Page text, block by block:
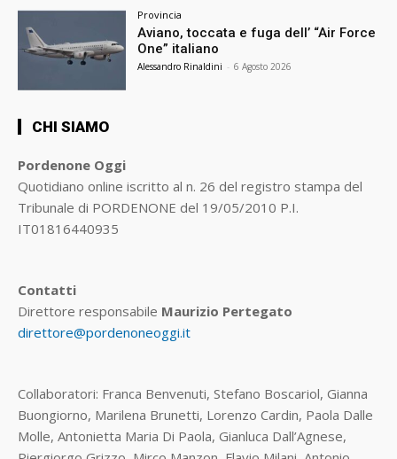
Provincia
Aviano, toccata e fuga dell’ “Air Force
One” italiano
Alessandro Rinaldini - 6 Agosto 2026
CHI SIAMO
Pordenone Oggi
Quotidiano online iscritto al n. 26 del registro stampa del
Tribunale di PORDENONE del 19/05/2010 P.I.
IT01816440935
Contatti
Direttore responsabile Maurizio Pertegato
direttore@pordenoneoggi.it
Collaboratori: Franca Benvenuti, Stefano Boscariol, Gianna
Buongiorno, Marilena Brunetti, Lorenzo Cardin, Paola Dalle
Molle, Antonietta Maria Di Paola, Gianluca Dall’Agnese,